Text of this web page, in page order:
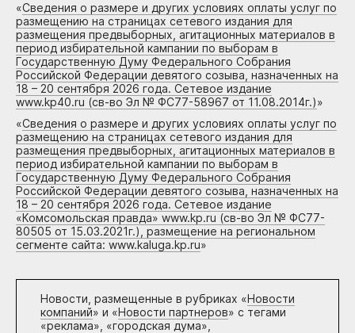
«Сведения о размере и других условиях оплаты услуг по
размещению на страницах сетевого издания для
размещения предвыборных, агитационных материалов в
период избирательной кампании по выборам в
Государственную Думу Федерального Собрания
Российской Федерации девятого созыва, назначенных на
18 – 20 сентября 2026 года. Сетевое издание
www.kp40.ru (св-во Эл № ФС77-58967 от 11.08.2014г.)»
«Сведения о размере и других условиях оплаты услуг по
размещению на страницах сетевого издания для
размещения предвыборных, агитационных материалов в
период избирательной кампании по выборам в
Государственную Думу Федерального Собрания
Российской Федерации девятого созыва, назначенных на
18 – 20 сентября 2026 года. Сетевое издание
«Комсомольская правда» www.kp.ru (св-во Эл № ФС77-
80505 от 15.03.2021г.), размещение на региональном
сегменте сайта: www.kaluga.kp.ru»
Новости, размещенные в рубриках «Новости
компаний» и «Новости партнеров» с тегами
«реклама», «городская дума»,